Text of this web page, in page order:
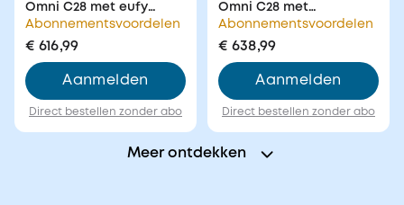
Omni C28 met eufy
Accessoire Roldweil
voor C28
Abonnementsvoordelen
€ 616,99
Aanmelden
Direct bestellen zonder abo
Omni C28 met
accessoireset
Abonnementsvoordelen
€ 638,99
Aanmelden
Direct bestellen zonder abo
Meer ontdekken